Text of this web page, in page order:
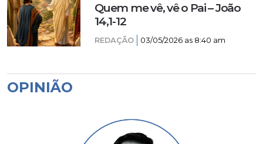
Quem me vê, vê o Pai – João
14,1-12
REDAÇÃO 03/05/2026 as 8:40 am
OPINIÃO